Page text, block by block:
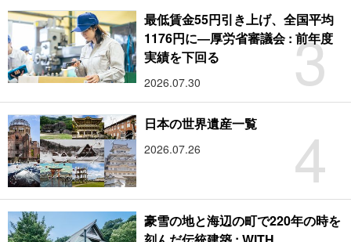
3
最低賃金55円引き上げ、全国平均
1176円に―厚労省審議会 : 前年度
実績を下回る
2026.07.30
4
日本の世界遺産一覧
2026.07.26
豪雪の地と海辺の町で220年の時を